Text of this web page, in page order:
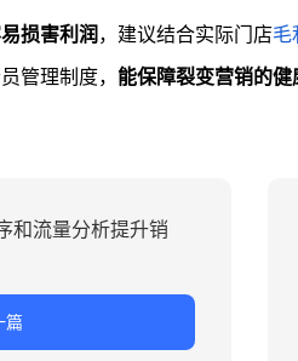
损害利润，建议结合实际门店毛
管理制度， 能保障裂变营销的
和流量分析提升销
篇